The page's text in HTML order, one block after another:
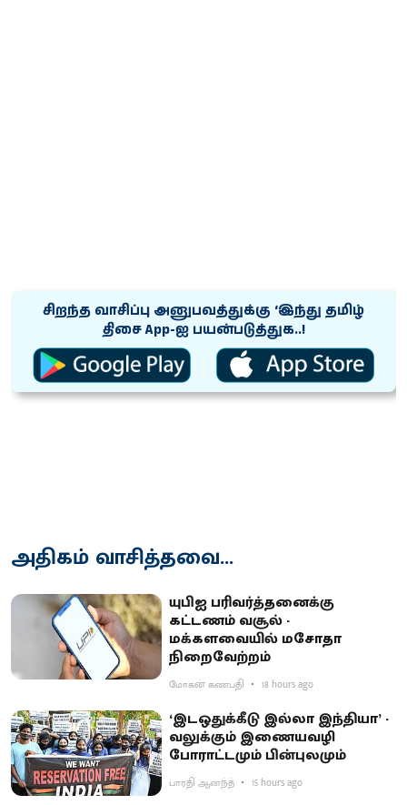
சிறந்த வாசிப்பு அனுபவத்துக்கு ‘இந்து தமிழ்
திசை App-ஐ பயன்படுத்துக..!
அதிகம் வாசித்தவை...
யுபிஐ பரிவர்த்தனைக்கு
கட்டணம் வசூல் -
மக்களவையில் மசோதா
நிறைவேற்றம்
மோகன் கணபதி 18 hours ago
‘இடஒதுக்கீடு இல்லா இந்தியா’ -
வலுக்கும் இணையவழி
போராட்டமும் பின்புலமும்
பாரதி ஆனந்த் 15 hours ago